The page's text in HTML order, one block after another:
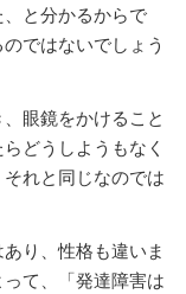
と分かるからで
ではないでしょう
眼鏡をかけること
どうしようもなく
れと同じなのでは
り、性格も違いま
て、「発達障害は